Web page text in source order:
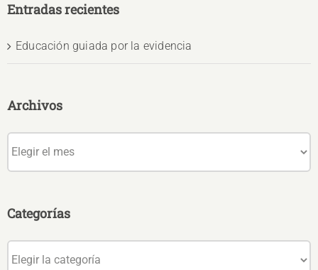
Entradas recientes
Educación guiada por la evidencia
Archivos
Categorías